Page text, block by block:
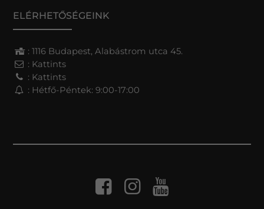
ELÉRHETŐSÉGEINK
: 1116 Budapest, Alabástrom utca 45.
: Kattints
: Kattints
: Hétfő-Péntek: 9:00-17:00